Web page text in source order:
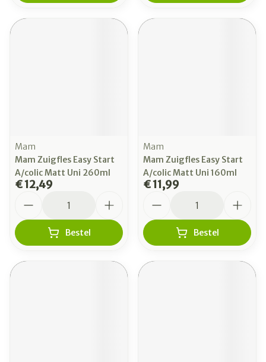
Mam
Mam Zuigfles Easy Start
A/colic Matt Uni 260ml
€ 12,49
Bestel
Mam
Mam Zuigfles Easy Start
A/colic Matt Uni 160ml
€ 11,99
Bestel